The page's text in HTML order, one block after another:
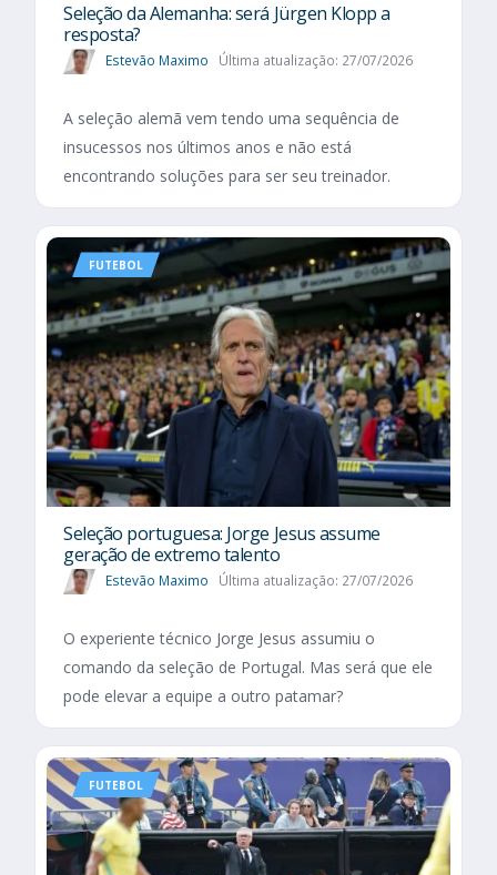
Seleção da Alemanha: será Jürgen Klopp a
resposta?
Estevão Maximo Última atualização: 27/07/2026
A seleção alemã vem tendo uma sequência de
insucessos nos últimos anos e não está
encontrando soluções para ser seu treinador.
FUTEBOL
Seleção portuguesa: Jorge Jesus assume
geração de extremo talento
Estevão Maximo Última atualização: 27/07/2026
O experiente técnico Jorge Jesus assumiu o
comando da seleção de Portugal. Mas será que ele
pode elevar a equipe a outro patamar?
FUTEBOL